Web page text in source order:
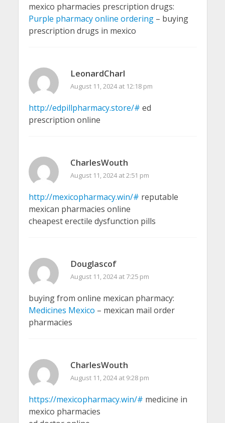
mexico pharmacies prescription drugs:
Purple pharmacy online ordering– buying
prescription drugs in mexico
LeonardCharl
August 11, 2024 at 12:18 pm
http://edpillpharmacy.store/# ed
prescription online
CharlesWouth
August 11, 2024 at 2:51 pm
http://mexicopharmacy.win/# reputable
mexican pharmacies online
cheapest erectile dysfunction pills
Douglascof
August 11, 2024 at 7:25 pm
buying from online mexican pharmacy:
Medicines Mexico – mexican mail order
pharmacies
CharlesWouth
August 11, 2024 at 9:28 pm
https://mexicopharmacy.win/# medicine in
mexico pharmacies